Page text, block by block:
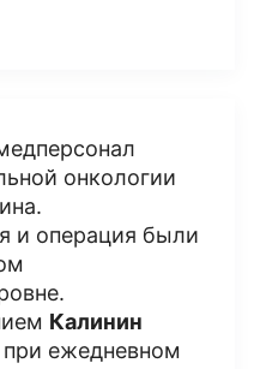
онкологии
и операция были
Калинин
при ежедневном